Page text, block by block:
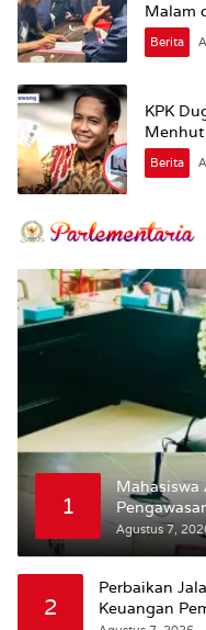
Malam
Berita
KPK
Berita
1
Mahasiswa
Bursel
Jalan
Agustus 7,
2
Perbaikan
Keuangan